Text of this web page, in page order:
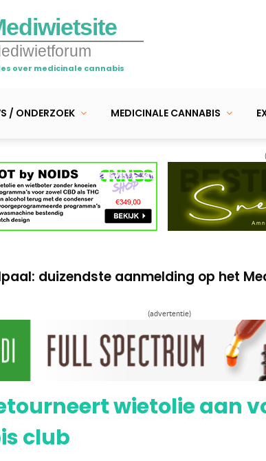
over medicinale cannabis
/ ONDERZOEK MEDICINALE CANNABIS
en mediwiet hand in hand op
met CBD vliegen de
en mediwiet hand in hand op
met CBD vliegen de
(advertentie)
wietolie aan
club